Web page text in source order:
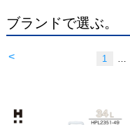
ブランドで選ぶ。
< 1 …